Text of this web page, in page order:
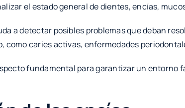
el estado general de dientes, encías,
a detectar posibles problemas que deban
como caries activas, enfermedades
fundamental para garantizar un entorno